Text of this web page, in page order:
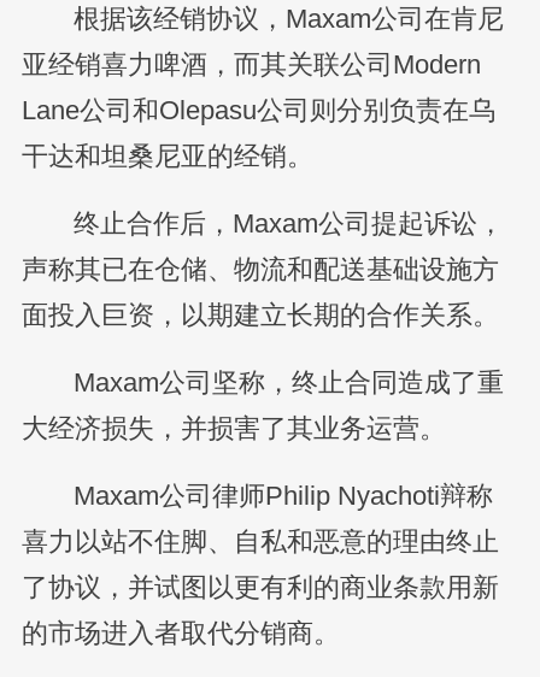
根据该经销协议，Maxam公司在肯尼
亚经销喜力啤酒，而其关联公司Modern
Lane公司和Olepasu公司则分别负责在乌
干达和坦桑尼亚的经销。
终止合作后，Maxam公司提起诉讼，
声称其已在仓储、物流和配送基础设施方
面投入巨资，以期建立长期的合作关系。
Maxam公司坚称，终止合同造成了重
大经济损失，并损害了其业务运营。
Maxam公司律师Philip Nyachoti辩称
喜力以站不住脚、自私和恶意的理由终止
了协议，并试图以更有利的商业条款用新
的市场进入者取代分销商。